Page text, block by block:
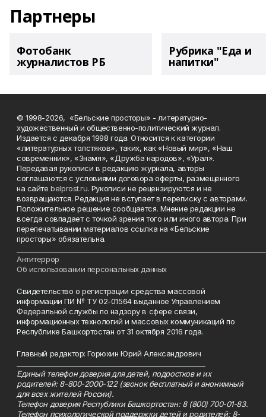
Партнеры
Фотобанк
журналистов РБ
Рубрика "Еда и
напитки"
© 1998-2026, «Бельские просторы» - литературно-
художественный и общественно-политический журнал.
Издается с декабря 1998 года. Относится к категории
«литературных толстяков», таких, как «Новый мир», «Наш
современник», «Знамя», «Дружба народов», «Урал».
Передавая рукописи в редакцию журнала, авторы
соглашаются с условиями договора оферты, размещенного
на сайтеbelprost.ru. Рукописи не рецензируются и не
возвращаются. Редакция не вступает в переписку с авторами.
Положительное решение сообщается. Мнение редакции не
всегда совпадает с точкой зрения того или иного автора. При
перепечатывании материалов ссылка на «Бельские
просторы» обязательна.
Антитеррор
Об использовании персональных данных
Свидетельство о регистрации средства массовой
информации ПИ № ТУ 02-01564 выданное Управлением
Федеральной службы по надзору в сфере связи,
информационных технологий и массовых коммуникаций по
Республике Башкортостан от 31 октября 2016 года.
Главный редактор: Горюхин Юрий Александрович
Единый телефон доверия для детей, подростков и их
родителей: 8-800-2000-122 (звонок бесплатный и анонимный
для всех жителей России).
Телефон доверия Республики Башкортостан: 8 (800) 700-01-83.
Телефон психологической поддержки детей и родителей: 8-